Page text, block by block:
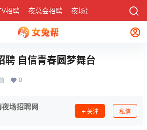
招聘 夜总会招聘 夜场资讯 社区
聘 自信青春圆梦舞台
0
场招聘网 关注 私信